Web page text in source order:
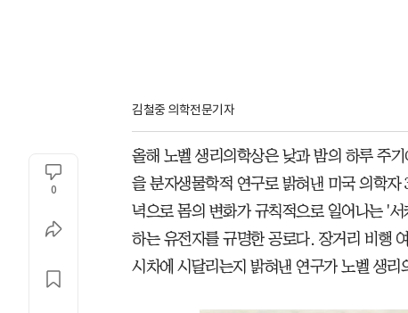
김철중 의학전문기자
0
올해 노벨 생리의학상은 낮과 밤의 하루 주
을 분자생물학적 연구로 밝혀낸 미국 의학
녁으로 몸의 변화가 규칙적으로 일어나는 '
하는 유전자를 규명한 공로다. 장거리 비행
시차에 시달리는지 밝혀낸 연구가 노벨 생리